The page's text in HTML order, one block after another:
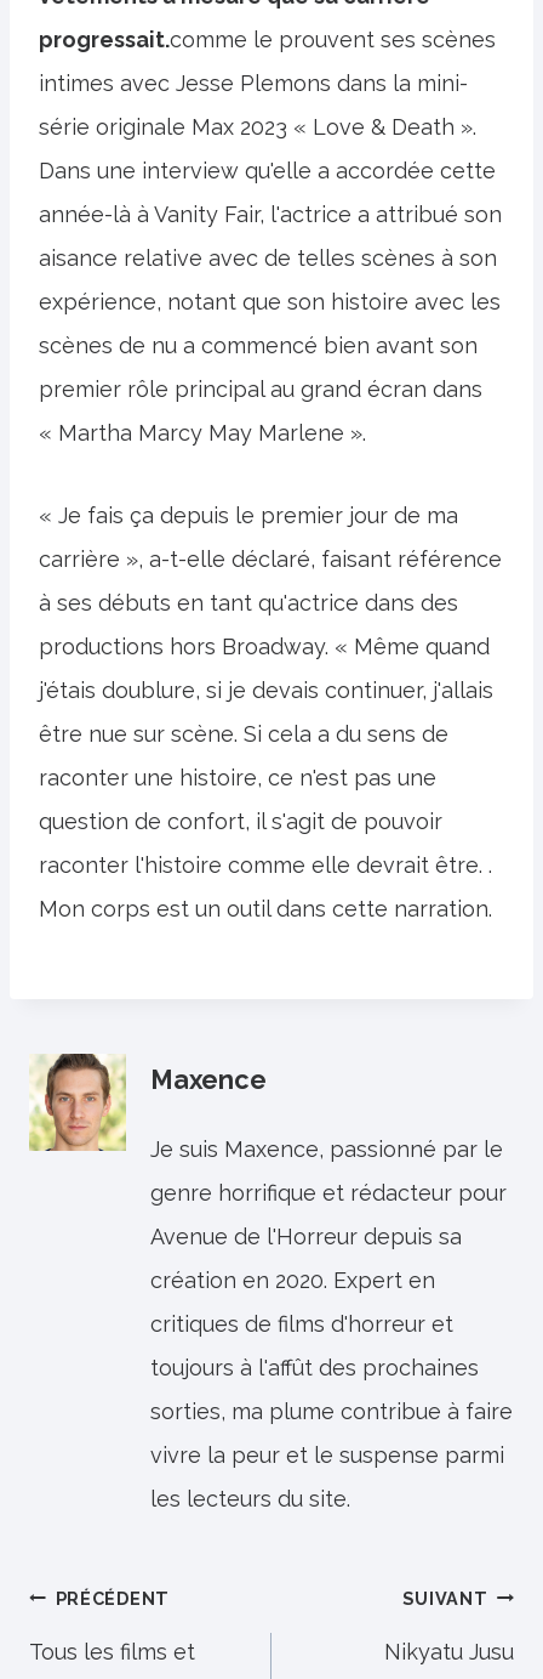
progressait.comme le prouvent ses scènes
intimes avec Jesse Plemons dans la mini-
série originale Max 2023 « Love & Death ».
Dans une interview qu'elle a accordée cette
année-là à Vanity Fair, l'actrice a attribué son
aisance relative avec de telles scènes à son
expérience, notant que son histoire avec les
scènes de nu a commencé bien avant son
premier rôle principal au grand écran dans
« Martha Marcy May Marlene ».
« Je fais ça depuis le premier jour de ma
carrière », a-t-elle déclaré, faisant référence
à ses débuts en tant qu'actrice dans des
productions hors Broadway. « Même quand
j'étais doublure, si je devais continuer, j'allais
être nue sur scène. Si cela a du sens de
raconter une histoire, ce n'est pas une
question de confort, il s'agit de pouvoir
raconter l'histoire comme elle devrait être. .
Mon corps est un outil dans cette narration.
Maxence
Je suis Maxence, passionné par le
genre horrifique et rédacteur pour
Avenue de l'Horreur depuis sa
création en 2020. Expert en
critiques de films d'horreur et
toujours à l'affût des prochaines
sorties, ma plume contribue à faire
vivre la peur et le suspense parmi
les lecteurs du site.
Navigation
de
PRÉCÉDENT
Tous les films et
SUIVANT
Nikyatu Jusu